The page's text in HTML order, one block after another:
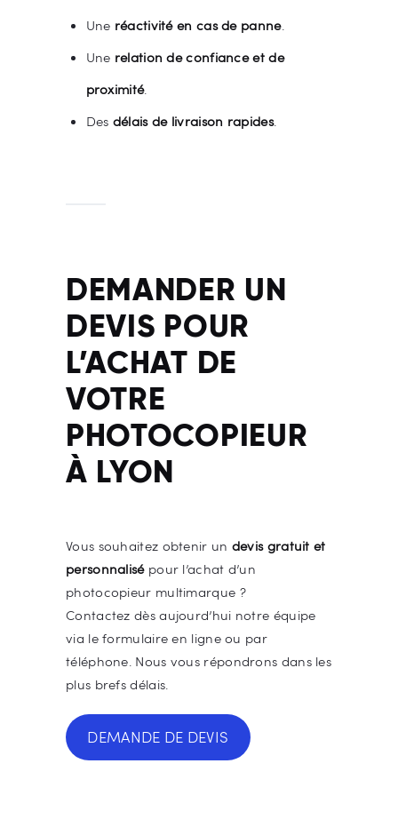
Une réactivité en cas de panne.
Une relation de confiance et de
proximité.
Des délais de livraison rapides.
DEMANDER UN
DEVIS POUR
L’ACHAT DE
VOTRE
PHOTOCOPIEUR
À LYON
Vous souhaitez obtenir un devis gratuit et
personnalisépour l’achat d’un
photocopieur multimarque ?
Contactez dès aujourd’hui notre équipe
via le formulaire en ligne ou par
téléphone. Nous vous répondrons dans les
plus brefs délais.
DEMANDE DE DEVIS